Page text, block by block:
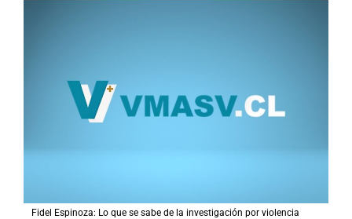
Fidel Espinoza: Lo que se sabe de la investigación por violencia